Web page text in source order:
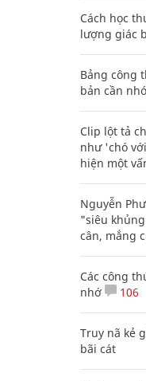
Cách học
lượng giác
Bảng công
bản cần
Clip lột tả
như 'chó
hiện một
Nguyễn
"siêu
cân, mắng
Các công
nhớ
106
Truy nã kẻ
bãi cát